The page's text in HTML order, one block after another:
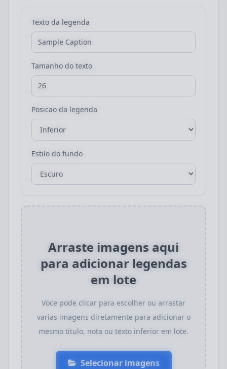
Texto da legenda
Tamanho do texto
Posicao da legenda
Estilo do fundo
Arraste imagens aqui
para adicionar legendas
em lote
Voce pode clicar para escolher ou arrastar
varias imagens diretamente para adicionar o
mesmo titulo, nota ou texto inferior em lote.
Selecionar imagens